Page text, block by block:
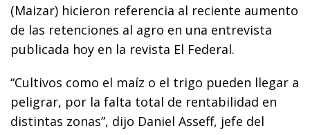
(Maizar) hicieron referencia al reciente aumento
de las retenciones al agro en una entrevista
publicada hoy en la revista El Federal.
“Cultivos como el maíz o el trigo pueden llegar a
peligrar, por la falta total de rentabilidad en
distintas zonas”, dijo Daniel Asseff, jefe del